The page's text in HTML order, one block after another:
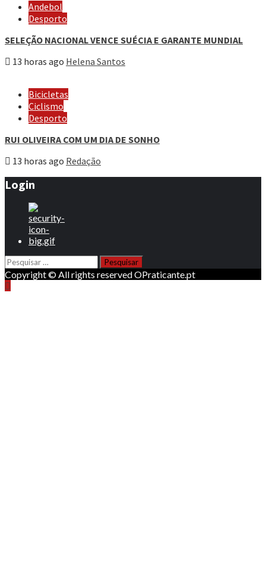
Andebol
Desporto
SELEÇÃO NACIONAL VENCE SUÉCIA E GARANTE MUNDIAL
13 horas ago Helena Santos
Bicicletas
Ciclismo
Desporto
RUI OLIVEIRA COM UM DIA DE SONHO
13 horas ago Redação
Login
Pesquisar
por:
Copyright © All rights reserved OPraticante.pt